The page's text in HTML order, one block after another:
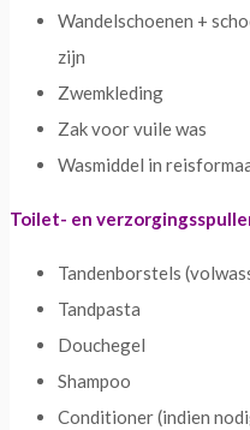
Wandelschoenen +
zijn
Zwemkleding
Zak voor vuile was
Wasmiddel in
Toilet- en
Tandenborstels
Tandpasta
Douchegel
Shampoo
Conditioner (indien